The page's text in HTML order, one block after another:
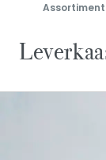
Assortiment